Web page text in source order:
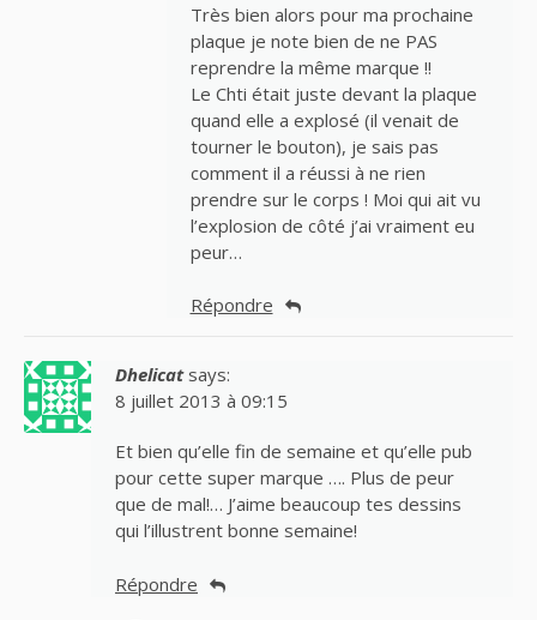
Très bien alors pour ma prochaine
plaque je note bien de ne PAS
reprendre la même marque !!
Le Chti était juste devant la plaque
quand elle a explosé (il venait de
tourner le bouton), je sais pas
comment il a réussi à ne rien
prendre sur le corps ! Moi qui ait vu
l’explosion de côté j’ai vraiment eu
peur…
Répondre
Dhelicat says:
8 juillet 2013 à 09:15
Et bien qu’elle fin de semaine et qu’elle pub
pour cette super marque …. Plus de peur
que de mal!… J’aime beaucoup tes dessins
qui l’illustrent bonne semaine!
Répondre